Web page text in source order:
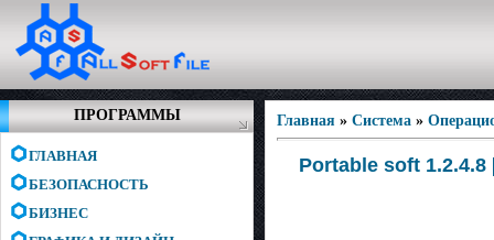
ПРОГРАММЫ
ГЛАВНАЯ
БЕЗОПАСНОСТЬ
БИЗНЕС
Главная » Система »
Portable soft 1.2.4.8